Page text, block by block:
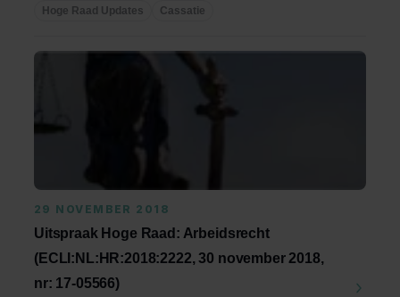
gewoonlijke ...
Hoge Raad Updates Cassatie
29 NOVEMBER 2018
Uitspraak Hoge Raad: Arbeidsrecht
(ECLI:NL:HR:2018:2222, 30 november 2018,
nr: 17-05566)